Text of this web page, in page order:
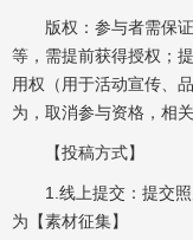
版权：参与者需保
等，需提前获得授权；
用权（用于活动宣传、
为，取消参与资格，相
【投稿方式】
1.线上提交：提交
为【素材征集】